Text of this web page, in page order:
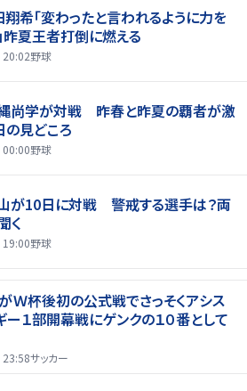
翔希「変わったと言われるように力を
昨夏王者打倒に燃える
野球
尚学が対戦 昨春と昨夏の覇者が激
見どころ
野球
が10日に対戦 警戒する選手は？両
く
野球
Ｗ杯後初の公式戦でさっそくアシス
１部開幕戦にゲンクの１０番として
サッカー